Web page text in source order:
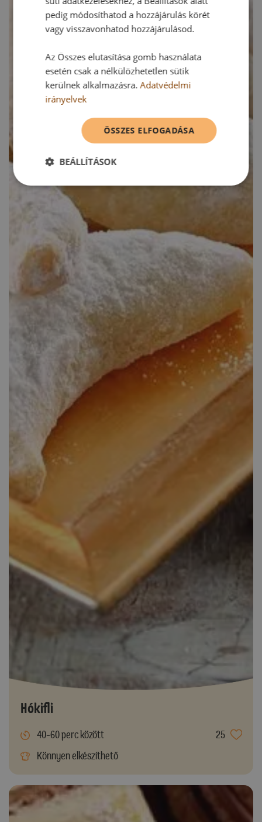
Hókifli
40-60 perc között
25
Könnyen elkészíthető
pedig módosíthatod a hozzájárulás körét
vagy visszavonhatod hozzájárulásod.
Az Összes elutasítása gomb használata
esetén csak a nélkülözhetetlen sütik
kerülnek alkalmazásra.Adatvédelmi
irányelvek
ÖSSZES ELFOGADÁSA
BEÁLLÍTÁSOK